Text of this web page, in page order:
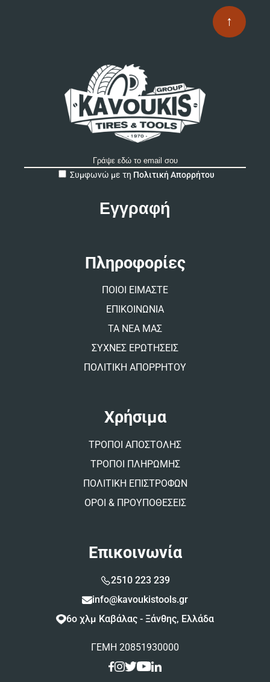
↑
Συμφωνώ με τη Πολιτική Απορρήτου
Πληροφορίες
ΠΟΙΟΙ ΕΙΜΑΣΤΕ
ΕΠΙΚΟΙΝΩΝΙΑ
ΤΑ ΝΕΑ ΜΑΣ
ΣΥΧΝΕΣ ΕΡΩΤΗΣΕΙΣ
ΠΟΛΙΤΙΚΗ ΑΠΟΡΡΗΤΟΥ
Χρήσιμα
ΤΡΟΠΟΙ ΑΠΟΣΤΟΛΗΣ
ΤΡΟΠΟΙ ΠΛΗΡΩΜΗΣ
ΠΟΛΙΤΙΚΗ ΕΠΙΣΤΡΟΦΩΝ
ΟΡΟΙ & ΠΡΟΥΠΟΘΕΣΕΙΣ
Επικοινωνία
2510 223 239
info@kavoukistools.gr
6ο χλμ Καβάλας - Ξάνθης, Ελλάδα
ΓΕΜΗ 20851930000